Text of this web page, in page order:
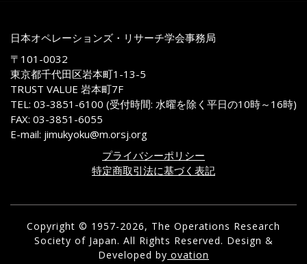
日本オペレーションズ・リサーチ学会事務局
〒101-0032
東京都千代田区岩本町1-13-5
TRUST VALUE 岩本町7F
TEL: 03-3851-6100 (受付時間: 水曜を除く平日の10時～16時)
FAX: 03-3851-6055
E-mail: jimukyoku@m.orsj.org
プライバシーポリシー
特定商取引法に基づく表記
Copyright © 1957-2026, The Operations Research
Society of Japan. All Rights Reserved. Design &
Developed by ovation